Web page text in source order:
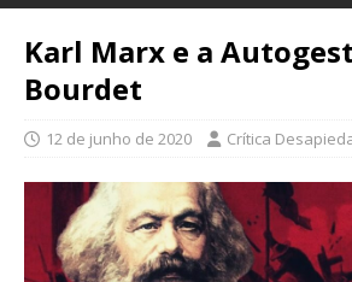
Karl Marx e a
Bourdet
12 de junho de 2020 Crítica